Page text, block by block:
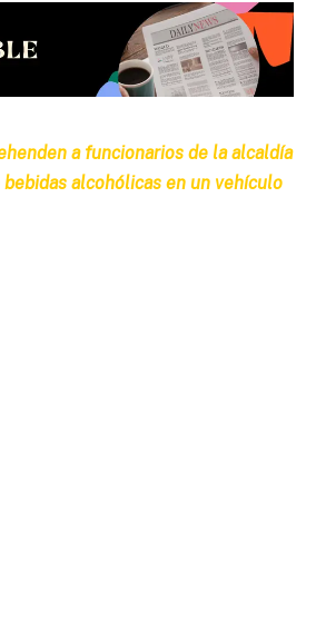
a funcionarios de la alcaldía
alcohólicas en un vehículo